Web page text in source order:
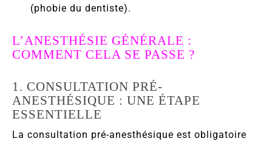
(phobie du dentiste).
L’ANESTHÉSIE GÉNÉRALE :
COMMENT CELA SE PASSE ?
1. CONSULTATION PRÉ-
ANESTHÉSIQUE : UNE ÉTAPE
ESSENTIELLE
La consultation pré-anesthésique est obligatoire